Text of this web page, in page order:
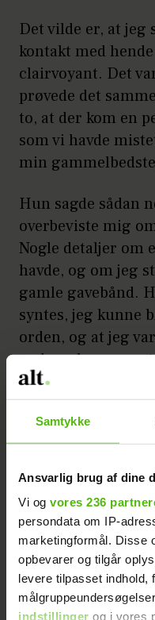
Samtykke
Ansvarlig brug af dine
Vi og vores 236
persondata om IP-
marketingformål. Disse
opbevarer og tilgår
levere tilpasset indhold,
indstillinger og i vores
Det vilde er, at
kontakt med
clairvoyant. Det
prøvede det
to, at der kom en
som vi havde
min
Hun sagde sådan
overbeviste mig
Nogle detaljer om
havde, og om jeg
gamle gavebånd.
syntes, jeg kunne
orden, og at jeg
opdragelse, men
havde fået drengene.
Vi havde set den
program og
mest syrede
Bagefter småløb
café, hvor vi bare
luften uden at
Min første tatovering